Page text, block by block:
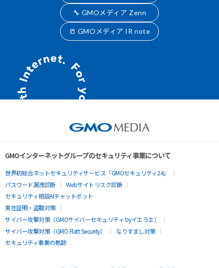
🔧 GMOメディア Zenn
📒 GMOメディア IR note
GMOインターネットグループのセキュリティ事業について
世界初総合ネットセキュリティサービス「GMOセキュリティ24」
パスワード漏洩診断
Webサイトリスク診断
セキュリティ相談AIチャットボット
実在証明・盗聴対策
サイバー攻撃対策（GMOサイバーセキュリティ byイエラエ）
サイバー攻撃対策（GMO Flatt Security）
なりすまし対策
セキュリティ事業の軌跡